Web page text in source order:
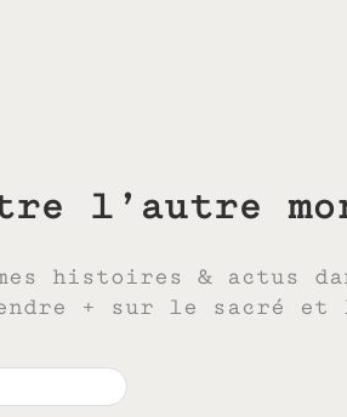
l’autre
histoires & actus
+ sur le sacré et